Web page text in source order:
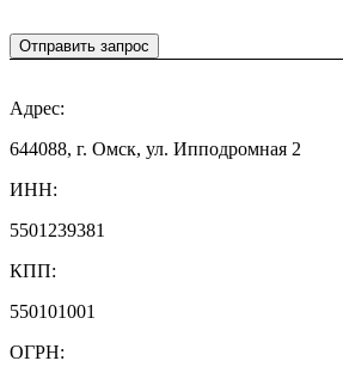
Отправить запрос
Адрес:
644088, г. Омск, ул. Ипподромная 2
ИНН:
5501239381
КПП:
550101001
ОГРН: